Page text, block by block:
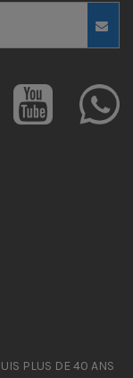
PLUS DE 40 ANS